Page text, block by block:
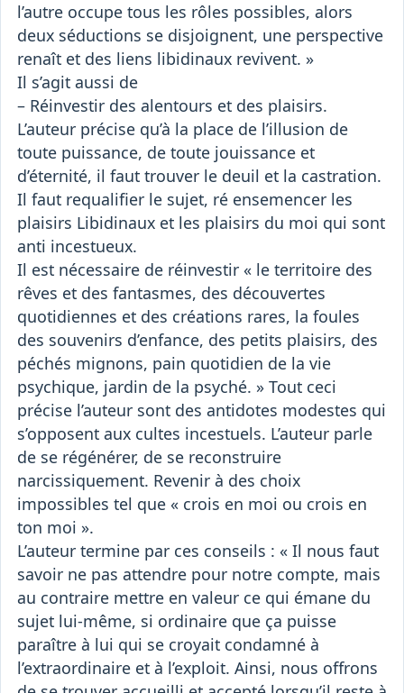
l’autre occupe tous les rôles possibles, alors
deux séductions se disjoignent, une perspective
renaît et des liens libidinaux revivent. »
Il s’agit aussi de
– Réinvestir des alentours et des plaisirs.
L’auteur précise qu’à la place de l’illusion de
toute puissance, de toute jouissance et
d’éternité, il faut trouver le deuil et la castration.
Il faut requalifier le sujet, ré ensemencer les
plaisirs Libidinaux et les plaisirs du moi qui sont
anti incestueux.
Il est nécessaire de réinvestir « le territoire des
rêves et des fantasmes, des découvertes
quotidiennes et des créations rares, la foules
des souvenirs d’enfance, des petits plaisirs, des
péchés mignons, pain quotidien de la vie
psychique, jardin de la psyché. » Tout ceci
précise l’auteur sont des antidotes modestes qui
s’opposent aux cultes incestuels. L’auteur parle
de se régénérer, de se reconstruire
narcissiquement. Revenir à des choix
impossibles tel que « crois en moi ou crois en
ton moi ».
L’auteur termine par ces conseils : « Il nous faut
savoir ne pas attendre pour notre compte, mais
au contraire mettre en valeur ce qui émane du
sujet lui-même, si ordinaire que ça puisse
paraître à lui qui se croyait condamné à
l’extraordinaire et à l’exploit. Ainsi, nous offrons